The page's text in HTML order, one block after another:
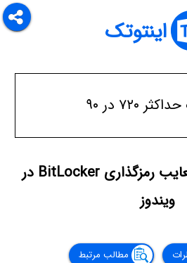
اینتوتک
۷۲۰ در ۹۰
آشنایی با مزایا و معایب رمزگذاری BitLocker در
ویندوز
مطالب مرتبط